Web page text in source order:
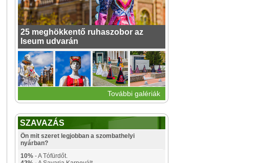
25 meghökkentő ruhaszobor az
Iseum udvarán
További galériák
SZAVAZÁS
Ön mit szeret legjobban a szombathelyi
nyárban?
10% - A Tófürdőt.